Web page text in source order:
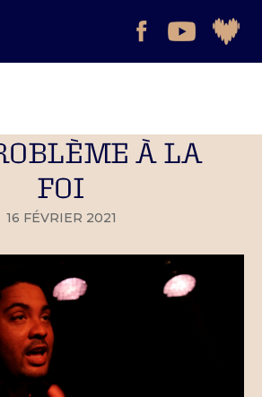
À LA
FOI
16 FÉVRIER 2021